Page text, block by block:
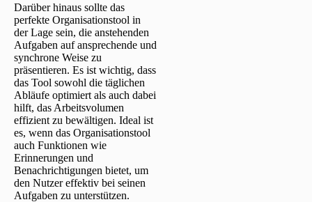
Darüber hinaus sollte das
perfekte Organisationstool in
der Lage sein, die anstehenden
Aufgaben auf ansprechende und
synchrone Weise zu
präsentieren. Es ist wichtig, dass
das Tool sowohl die täglichen
Abläufe optimiert als auch dabei
hilft, das Arbeitsvolumen
effizient zu bewältigen. Ideal ist
es, wenn das Organisationstool
auch Funktionen wie
Erinnerungen und
Benachrichtigungen bietet, um
den Nutzer effektiv bei seinen
Aufgaben zu unterstützen.